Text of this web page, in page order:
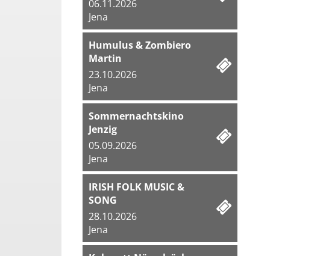
06.11.2026
Jena
Humulus & Zombiero
Martin
23.10.2026
Jena
Sommernachtskino
Jenzig
05.09.2026
Jena
IRISH FOLK MUSIC &
SONG
28.10.2026
Jena